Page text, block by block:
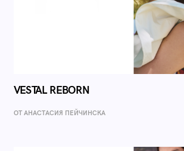
VESTAL REBORN
ОТ AНАСТАСИЯ ПЕЙЧИНСКА